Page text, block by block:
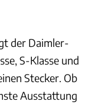
der Daimler-
S-Klasse und
Stecker. Ob
Ausstattung